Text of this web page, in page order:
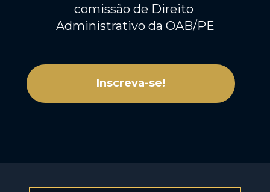
comissão de Direito
Administrativo da OAB/PE
Inscreva-se!